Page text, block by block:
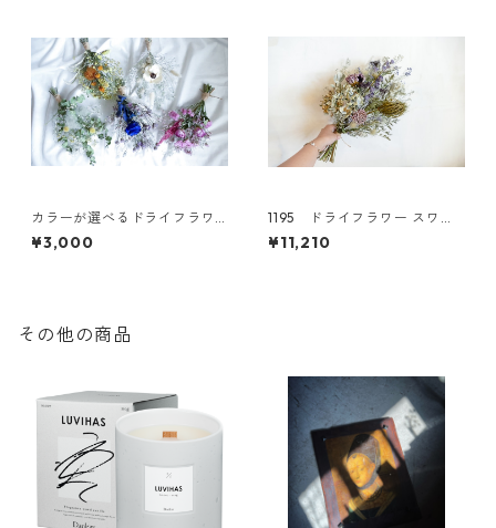
カラーが選べるドライフラワ
ースワッグS
¥3,000
1195 ドライフラワー スワッ
グ アジサイ
¥11,210
その他の商品